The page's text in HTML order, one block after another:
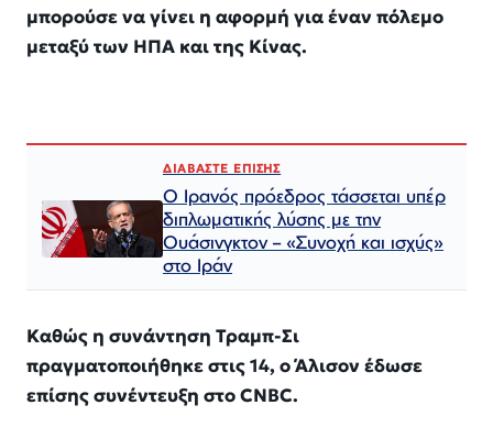
μπορούσε να γίνει η αφορμή για έναν πόλεμο
μεταξύ των ΗΠΑ και της Κίνας.
ΔΙΑΒΑΣΤΕ ΕΠΙΣΗΣ
Ο Ιρανός πρόεδρος τάσσεται υπέρ
διπλωματικής λύσης με την
Ουάσινγκτον – «Συνοχή και ισχύς»
στο Ιράν​​​​​​​​​​​​​​​​​​​​​​​​​​​​​​​​​​​​​​​​​​​​​​​​​​
Καθώς η συνάντηση Τραμπ-Σι
πραγματοποιήθηκε στις 14, ο Άλισον έδωσε
επίσης συνέντευξη στο CNBC.